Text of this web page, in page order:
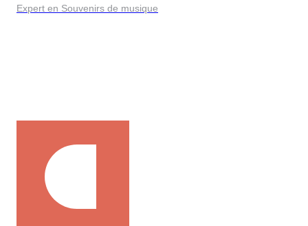
Expert en Souvenirs de musique